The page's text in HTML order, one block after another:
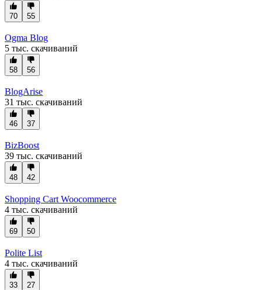
70 55
Ogma Blog
5 тыс. скачиваний
58 56
BlogArise
31 тыс. скачиваний
46 37
BizBoost
39 тыс. скачиваний
48 42
Shopping Cart Woocommerce
4 тыс. скачиваний
69 50
Polite List
4 тыс. скачиваний
33 27